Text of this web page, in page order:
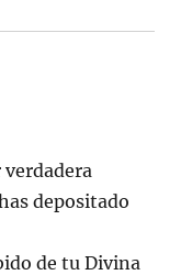
verdadera
depositado
de tu Divina